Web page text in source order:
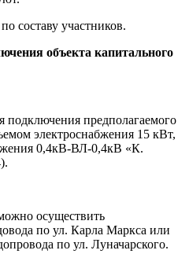
составу участников.
объекта капитального
подключения предполагаемого
электроснабжения 15 кВт,
0,4кВ-ВЛ-0,4кВ «К.
осуществить
по ул. Карла Маркса или
по ул. Луначарского.